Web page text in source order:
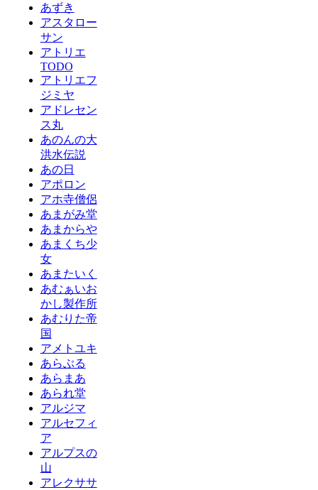
あずき
アスタロー
サン
アトリエ
TODO
アトリエフ
ジミヤ
アドレセン
ス丸
あのんの大
洪水伝説
あの日
アポロン
アホ寺僧侶
あまがみ堂
あまからや
あまくち少
女
あまたいく
あむぁいお
かし製作所
あむりた帝
国
アメトユキ
あらぶる
あらまあ
あられ堂
アルジマ
アルセフィ
ア
アルプスの
山
アレクササ